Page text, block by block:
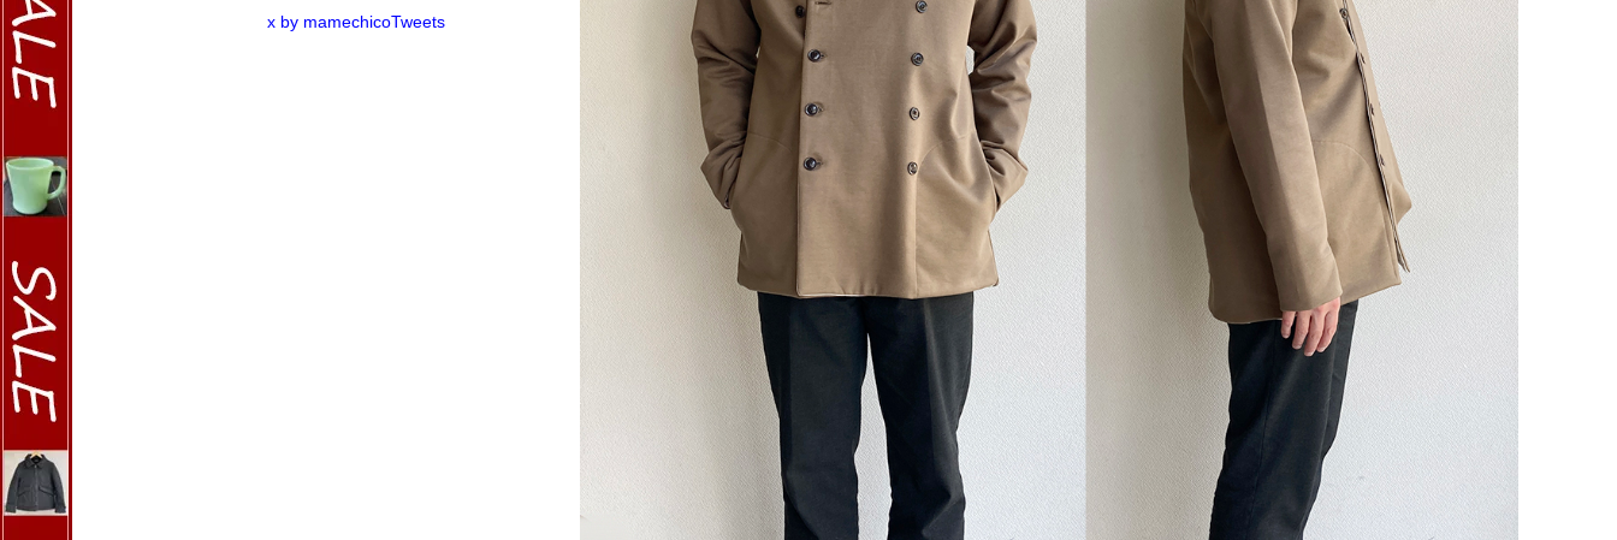
x by mamechicoTweets